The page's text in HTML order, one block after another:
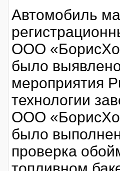
Автомобиль
ООО
было
мероприятия
технологии
ООО
было
проверка